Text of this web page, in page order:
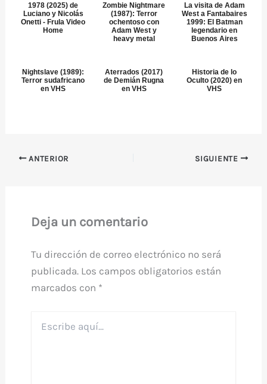
1978 (2025) de
Luciano y Nicolás
Onetti - Frula Video
Home
Zombie Nightmare
(1987): Terror
ochentoso con
Adam West y
heavy metal
La visita de Adam
West a Fantabaires
1999: El Batman
legendario en
Buenos Aires
Nightslave (1989):
Terror sudafricano
en VHS
Aterrados (2017)
de Demián Rugna
en VHS
Historia de lo
Oculto (2020) en
VHS
ANTERIOR SIGUIENTE
Deja un comentario
Tu dirección de correo electrónico no será
publicada. Los campos obligatorios están
marcados con *
aquí...